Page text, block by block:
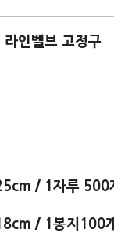
라인벨브 고정구
/ 1자루 500
/ 1봉지100